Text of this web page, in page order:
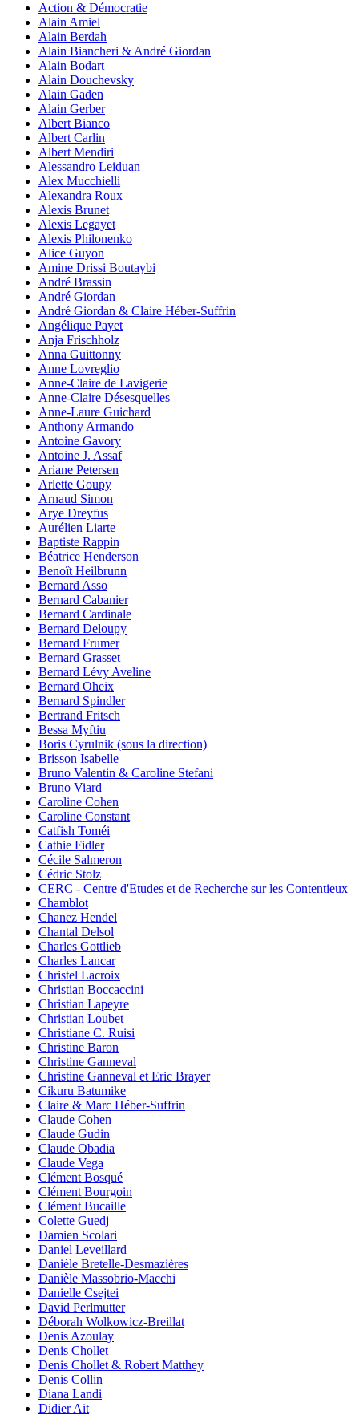
Action & Démocratie
Alain Amiel
Alain Berdah
Alain Biancheri & André Giordan
Alain Bodart
Alain Douchevsky
Alain Gaden
Alain Gerber
Albert Bianco
Albert Carlin
Albert Mendiri
Alessandro Leiduan
Alex Mucchielli
Alexandra Roux
Alexis Brunet
Alexis Legayet
Alexis Philonenko
Alice Guyon
Amine Drissi Boutaybi
André Brassin
André Giordan
André Giordan & Claire Héber-Suffrin
Angélique Payet
Anja Frischholz
Anna Guittonny
Anne Lovreglio
Anne-Claire de Lavigerie
Anne-Claire Désesquelles
Anne-Laure Guichard
Anthony Armando
Antoine Gavory
Antoine J. Assaf
Ariane Petersen
Arlette Goupy
Arnaud Simon
Arye Dreyfus
Aurélien Liarte
Baptiste Rappin
Béatrice Henderson
Benoît Heilbrunn
Bernard Asso
Bernard Cabanier
Bernard Cardinale
Bernard Deloupy
Bernard Frumer
Bernard Grasset
Bernard Lévy Aveline
Bernard Oheix
Bernard Spindler
Bertrand Fritsch
Bessa Myftiu
Boris Cyrulnik (sous la direction)
Brisson Isabelle
Bruno Valentin & Caroline Stefani
Bruno Viard
Caroline Cohen
Caroline Constant
Catfish Toméi
Cathie Fidler
Cécile Salmeron
Cédric Stolz
CERC - Centre d'Etudes et de Recherche sur les Contentieux
Chamblot
Chanez Hendel
Chantal Delsol
Charles Gottlieb
Charles Lancar
Christel Lacroix
Christian Boccaccini
Christian Lapeyre
Christian Loubet
Christiane C. Ruisi
Christine Baron
Christine Ganneval
Christine Ganneval et Eric Brayer
Cikuru Batumike
Claire & Marc Héber-Suffrin
Claude Cohen
Claude Gudin
Claude Obadia
Claude Vega
Clément Bosqué
Clément Bourgoin
Clément Bucaille
Colette Guedj
Damien Scolari
Daniel Leveillard
Danièle Bretelle-Desmazières
Danièle Massobrio-Macchi
Danielle Csejtei
David Perlmutter
Déborah Wolkowicz-Breillat
Denis Azoulay
Denis Chollet
Denis Chollet & Robert Matthey
Denis Collin
Diana Landi
Didier Ait